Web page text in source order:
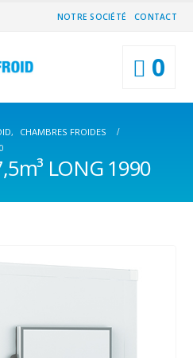
NOTRE SOCIÉTÉ CONTACT
0
,
CHAMBRES FROIDES
LONG 1990